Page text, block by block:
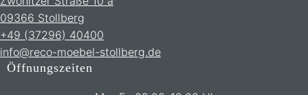
09366 Stollberg
+49 (37296) 40400
info@reco-moebel-stollberg.de
Öffnungszeiten